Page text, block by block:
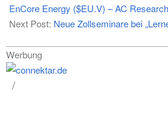
EnCore Energy ($EU.V) – AC Research
Next Post: Neue Zollseminare bei
Werbung